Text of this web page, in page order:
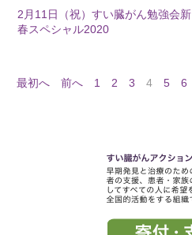
2月11日（祝）すい臓がん勉強会新
春スペシャル2020
最初へ 前へ 1 2 3 4 5 6